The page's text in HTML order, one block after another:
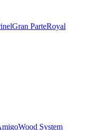
Gran ParteRoyal
Wood System